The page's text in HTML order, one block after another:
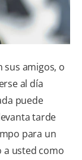
SUSCRIBITE
sus amigos, o
al día
puede
tarde
para un
a usted como